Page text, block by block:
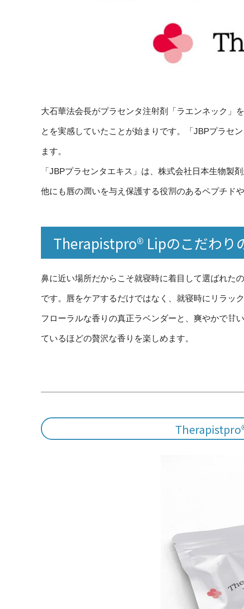
大石華法会長がプラセンタ注射剤「ラエンネック」
とを実感していたことが始まりです。「JBPプラセ
ます。
「JBPプラセンタエキス」は、株式会社日本生物製
他にも唇の潤いを与え保護する役割のあるペプチド
Therapistpro® Lipのこだわり
鼻に近い場所だからこそ就寝時に着目して選ばれた
です。唇をケアするだけではなく、就寝時にリラッ
フローラルな香りの真正ラベンダーと、爽やかで甘
ているほどの贅沢な香りを楽しめます。